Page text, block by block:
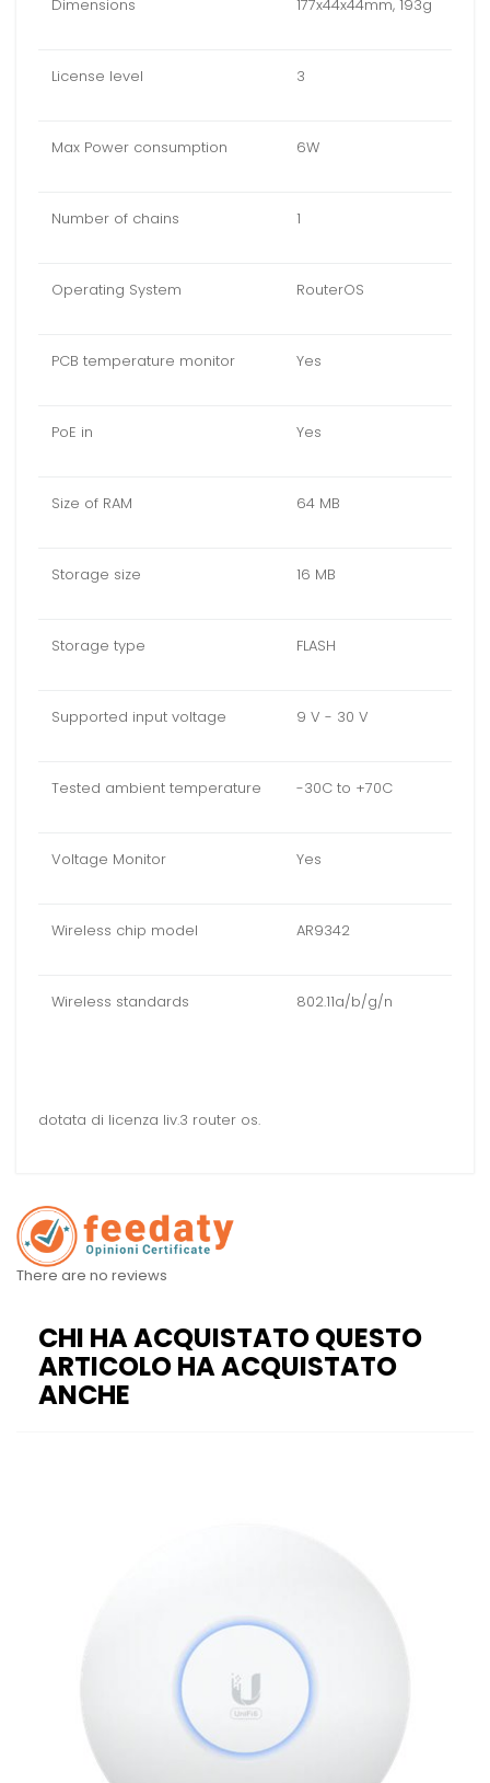
Dimensions 177x44x44mm, 193g
License level 3
Max Power consumption 6W
Number of chains 1
Operating System RouterOS
PCB temperature monitor Yes
PoE in Yes
Size of RAM 64 MB
Storage size 16 MB
Storage type FLASH
Supported input voltage 9 V - 30 V
Tested ambient temperature -30C to +70C
Voltage Monitor Yes
Wireless chip model AR9342
Wireless standards 802.11a/b/g/n
dotata di licenza liv.3 router os.
There are no reviews
CHI HA ACQUISTATO QUESTO
ARTICOLO HA ACQUISTATO
ANCHE